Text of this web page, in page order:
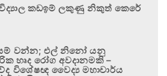
කඩඉම් ලකුණු නිකුත් කෙරේ
වන්න; එල් නිනෝ යනු
හෘද රෝග අවදානමකි –
විශේෂඥ වෛද්‍ය මහාචාර්ය